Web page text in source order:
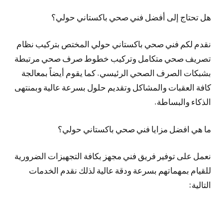
هل تحتاج إلى أفضل فني صحي باكستاني حولي؟
نقدم لكم فني صحي باكستاني حولي المختص بتركيب نظام
تصريف صحي متكامل وتركيب خطوط صرف صحي مرتبطة
بشبكات الصرف الصحي الرئيسي. كما يقوم أيضاً بمعالجة
كافة العقبات والمشاكل وتقديم حلول بسرعة عالية وبمنتهى
الذكاء والبساطة.
ما هي افضل مزايا فني صحي باكستاني حولي؟
نعمل على توفير فريق فني مجهز بكافة التجهيزات الضرورية
للقيام بمهماتهم بسرعة ودقة عالية لذلك نقدم الخدمات
التالية: